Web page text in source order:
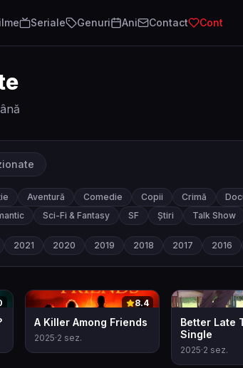
Seriale Genuri Ani Contact Cont
Aventură Comedie Copii Crimă
Sci-Fi & Fantasy SF Știri Talk Show
2021 2020 2019 2018 2017 2016
0 8.4
A Killer Among Friends
2025·2 sez.
0
Better Late
Single
2025·2 sez.